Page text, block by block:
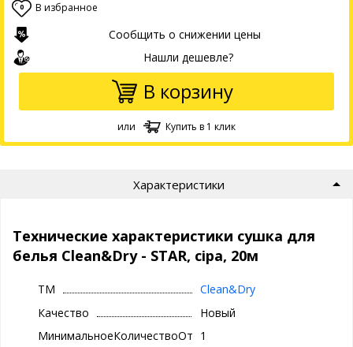
0 В избранное
Сообщить о снижении цены
Нашли дешевле?
В корзину
или Купить в 1 клик
Характеристики
Технические характеристики сушка для
белья Clean&Dry - STAR, сіра, 20м
ТМ
Clean&Dry
Качество
Новый
МинимальноеКоличествоОтгрузки
1